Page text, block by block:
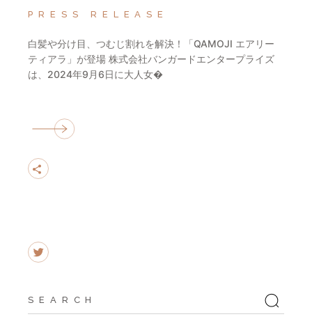
PRESS RELEASE
白髪や分け目、つむじ割れを解決！「QAMOJI エアリー
ティアラ」が登場 株式会社バンガードエンタープライズ
は、2024年9月6日に大人女�
Search
for: